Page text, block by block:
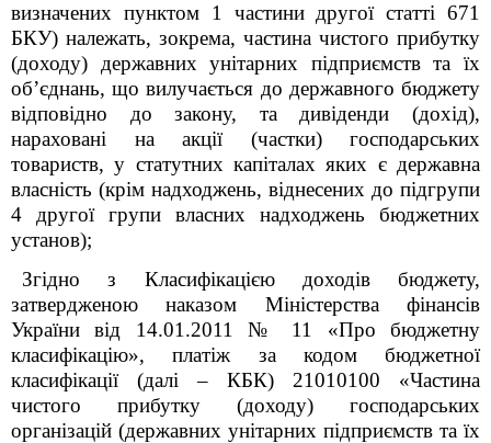
визначених пунктом 1 частини другої статті 671
БКУ) належать, зокрема, частина чистого прибутку
(доходу) державних унітарних підприємств та їх
об’єднань, що вилучається до державного бюджету
відповідно до закону, та дивіденди (дохід),
нараховані на акції (частки) господарських
товариств, у статутних капіталах яких є державна
власність (крім надходжень, віднесених до підгрупи
4 другої групи власних надходжень бюджетних
установ);
Згідно з Класифікацією доходів бюджету,
затвердженою наказом Міністерства фінансів
України від 14.01.2011 № 11 «Про бюджетну
класифікацію», платіж за кодом бюджетної
класифікації (далі – КБК) 21010100 «Частина
чистого прибутку (доходу) господарських
організацій (державних унітарних підприємств та їх